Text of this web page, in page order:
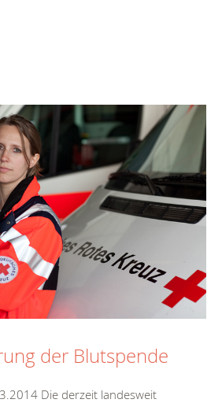
der Blutspende
Die derzeit landesweit